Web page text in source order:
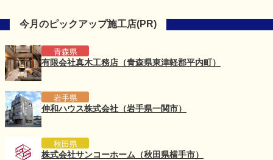
今月のピックアップ施工店(PR)
青森県
有限会社真木工務店（青森県東津軽郡平内町）
岩手県
伸和ハウス株式会社（岩手県一関市）
秋田県
株式会社サンコーホーム（秋田県横手市）